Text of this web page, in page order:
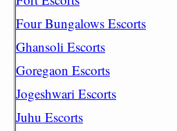
Four Bungalows Escorts
Ghansoli Escorts
Goregaon Escorts
Jogeshwari Escorts
Juhu Escorts